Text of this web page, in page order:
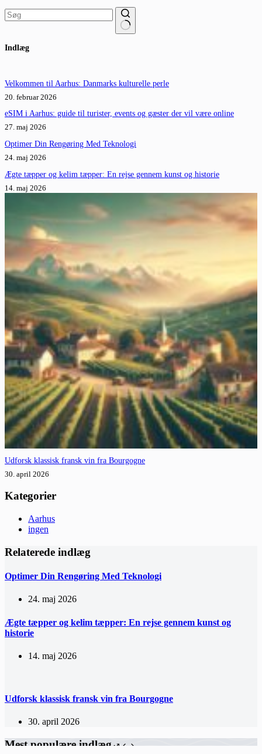
resultater
Indlæg
Velkommen til Aarhus: Danmarks kulturelle perle
20. februar 2026
eSIM i Aarhus: guide til turister, events og gæster der vil være online
27. maj 2026
Optimer Din Rengøring Med Teknologi
24. maj 2026
Ægte tæpper og kelim tæpper: En rejse gennem kunst og historie
14. maj 2026
Udforsk klassisk fransk vin fra Bourgogne
30. april 2026
Kategorier
Aarhus
ingen
Relaterede indlæg
Optimer Din Rengøring Med Teknologi
24. maj 2026
Ægte tæpper og kelim tæpper: En rejse gennem kunst og
historie
14. maj 2026
Udforsk klassisk fransk vin fra Bourgogne
30. april 2026
Mest populære indlæg